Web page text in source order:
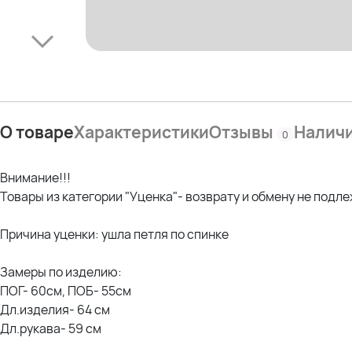
О товареХарактеристикиОтзывы 0
Внимание!!!
Товары из категории "Уценка"- возврату и обмену не
Причина уценки: ушла петля по спинке
Замеры по изделию:
ПОГ- 60см, ПОБ- 55см
Дл.изделия- 64 см
Дл.рукава- 59 см